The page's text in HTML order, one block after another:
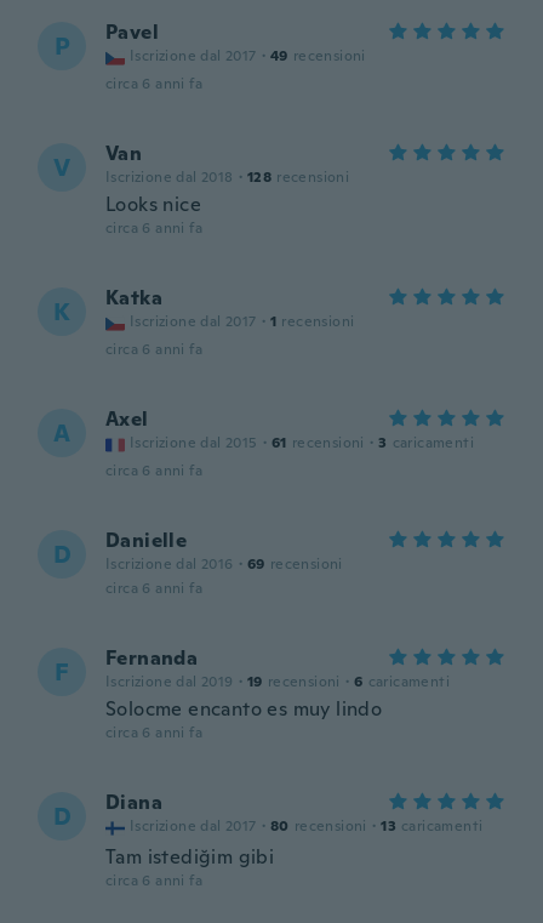
P Pavel
Iscrizione dal 2017 · 49 recensioni
circa 6 anni fa
V Van
Iscrizione dal 2018 · 128 recensioni
Looks nice
circa 6 anni fa
K Katka
Iscrizione dal 2017 · 1 recensioni
circa 6 anni fa
A Axel
Iscrizione dal 2015 · 61 recensioni · 3 caricamenti
circa 6 anni fa
D Danielle
Iscrizione dal 2016 · 69 recensioni
circa 6 anni fa
F Fernanda
Iscrizione dal 2019 · 19 recensioni · 6 caricamenti
Solocme encanto es muy lindo
circa 6 anni fa
D Diana
Iscrizione dal 2017 · 80 recensioni · 13 caricamenti
Tam istediğim gibi
circa 6 anni fa